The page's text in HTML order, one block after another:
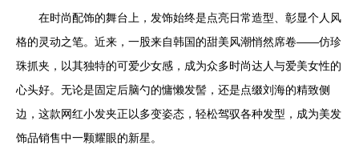
在时尚配饰的舞台上，发饰始终是点亮日常造型、彰显个人风
格的灵动之笔。近来，一股来自韩国的甜美风潮悄然席卷——仿珍
珠抓夹，以其独特的可爱少女感，成为众多时尚达人与爱美女性的
心头好。无论是固定后脑勺的慵懒发髻，还是点缀刘海的精致侧
边，这款网红小发夹正以多变姿态，轻松驾驭各种发型，成为美发
饰品销售中一颗耀眼的新星。